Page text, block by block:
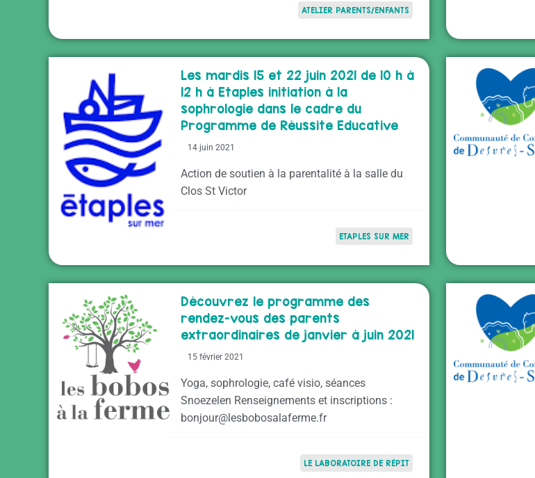
ATELIER PARENTS/ENFANTS
Les mardis 15 et 22 juin 2021 de 10 h à
12 h à Etaples initiation à la
sophrologie dans le cadre du
Programme de Réussite Educative
14 juin 2021
Action de soutien à la parentalité à la salle du
Clos St Victor
ETAPLES SUR MER
Découvrez le programme des
rendez-vous des parents
extraordinaires de janvier à juin 2021
15 février 2021
Yoga, sophrologie, café visio, séances
Snoezelen Renseignements et inscriptions :
bonjour@lesbobosalaferme.fr
LE LABORATOIRE DE RÉPIT